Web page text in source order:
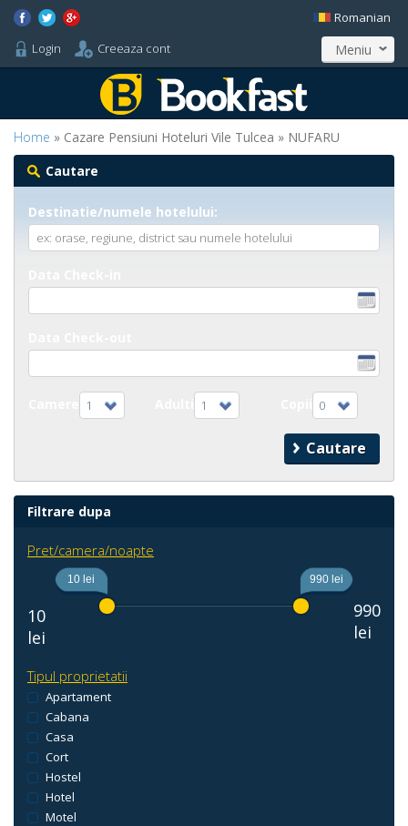
Login Creeaza cont
Romanian
Meniu
Home » Cazare Pensiuni Hoteluri Vile Tulcea » NUFARU
Cautare
Destinatie/numele hotelului:
1 1 0
Filtrare dupa
Pret/camera/noapte
10
lei
10 lei 990 lei
990
lei
Tipul proprietatii
Apartament
Cabana
Casa
Cort
Hostel
Hotel
Motel